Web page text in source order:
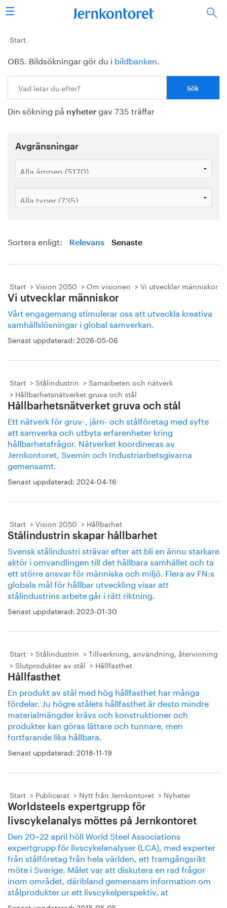
Sök
Stålindustrin
Vision 2050
Forskning/utbildning
Energi/miljö
Vi tycker
Bildbank
Start
OBS. Bildsökningar gör du i bildbanken.
Din sökning på nyheter gav 735 träffar
Avgränsningar
Sortera enligt: Relevans Senaste
Start Vision 2050 Om visionen Vi utvecklar människor
Vi utvecklar människor
Vårt engagemang stimulerar oss att utveckla kreativa
samhällslösningar i global samverkan.
Senast uppdaterad: 2026-05-06
Start Stålindustrin
Samarbeten och nätverk
Hållbarhetsnätverket gruva och stål
Hållbarhetsnätverket gruva och stål
Ett nätverk för gruv-, järn- och stålföretag med syfte
att samverka och utbyta erfarenheter kring
hållbarhetsfrågor. Nätverket koordineras av
Jernkontoret, Svemin och Industriarbetsgivarna
gemensamt.
Senast uppdaterad: 2024-04-16
Start Vision 2050 Hållbarhet
Stålindustrin skapar hållbarhet
Svensk stålindustri strävar efter att bli en ännu starkare
aktör i omvandlingen till det hållbara samhället och ta
ett större ansvar för människa och miljö. Flera av FN:s
globala mål för hållbar utveckling visar att
stålindustrins arbete går i rätt riktning.
Senast uppdaterad: 2023-01-30
Start Stålindustrin
Tillverkning, användning, återvinning
Slutprodukter av stål
Hållfasthet
Hållfasthet
En produkt av stål med hög hållfasthet har många
fördelar. Ju högre stålets hållfasthet är desto mindre
materialmängder krävs och konstruktioner och
produkter kan göras lättare och tunnare, men
fortfarande lika hållbara.
Senast uppdaterad: 2018-11-19
Start Publicerat Nytt från Jernkontoret Nyheter
Worldsteels expertgrupp för
livscykelanalys möttes på Jernkontoret
Den 20–22 april höll World Steel Associations
expertgrupp för livscykelanalyser (LCA), med experter
från stålföretag från hela världen, ett framgångsrikt
möte i Sverige. Målet var att diskutera en rad frågor
inom området, däribland gemensam information om
stålprodukter ur ett livscykelperspektiv, at